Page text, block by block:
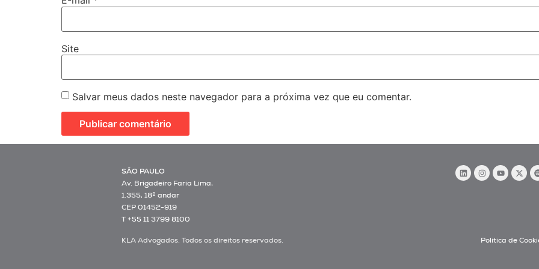
Site
Salvar meus dados neste navegador para a próxima vez que eu comentar.
SÃO PAULO
Av. Brigadeiro Faria Lima,
1.355, 18º andar
CEP 01452-919
T +55 11 3799 8100
KLA Advogados. Todos os direitos reservados. Política de